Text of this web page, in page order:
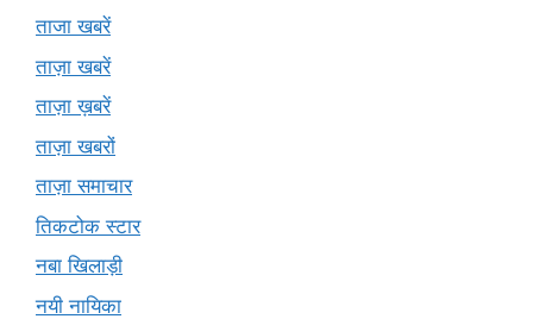
ताजा खबरें
ताज़ा खबरें
ताज़ा ख़बरें
ताज़ा खबरों
ताज़ा समाचार
तिकटोक स्टार
नबा खिलाड़ी
नयी नायिका